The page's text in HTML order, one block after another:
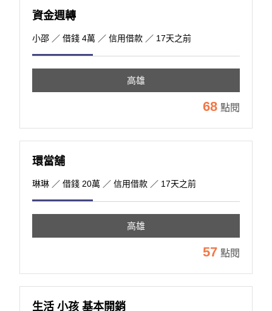
資金週轉
小邵 ／ 借錢 4萬 ／ 信用借款 ／ 17天之前
高雄
68 點閱
環當舖
琳琳 ／ 借錢 20萬 ／ 信用借款 ／ 17天之前
高雄
57 點閱
生活 小孩 基本開銷